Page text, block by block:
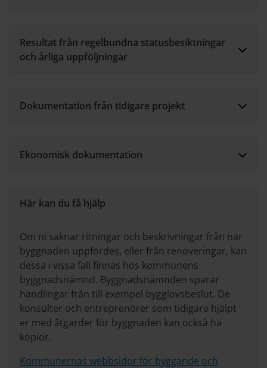
Resultat från regelbundna statusbesiktningar
och årliga uppföljningar
Dokumentation från tidigare projekt
Ekonomisk dokumentation
Här kan du få hjälp
Om ni saknar ritningar och beskrivningar från när
byggnaden uppfördes, eller från renoveringar, kan
dessa i vissa fall finnas hos kommunens
byggnadsnämnd. Byggnadsnämnden sparar
handlingar från till exempel bygglovsbeslut. De
konsulter och entreprenörer som tidigare hjälpt
er med åtgärder för byggnaden kan också ha
kopior.
Kommunernas webbsidor för byggande och